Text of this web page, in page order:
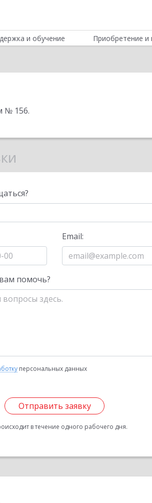
и обучение Приобретение и
№ 156.
Email:
помочь?
персональных данных
Отправить заявку
в течение одного рабочего дня.